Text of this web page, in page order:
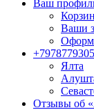
Ваш
Ваши
Ялта
Отзывы об